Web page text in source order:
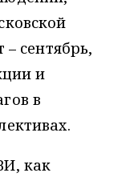
– сентябрь,
и
в
как